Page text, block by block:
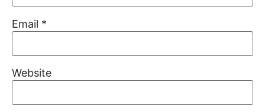
Email *
Website